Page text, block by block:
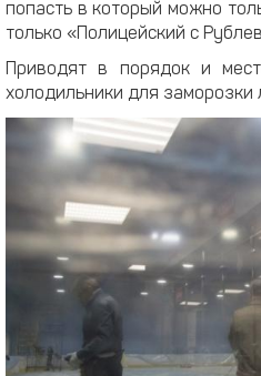
попасть в который можно
только «Полицейский с
Приводят в порядок и
холодильники для заморозки